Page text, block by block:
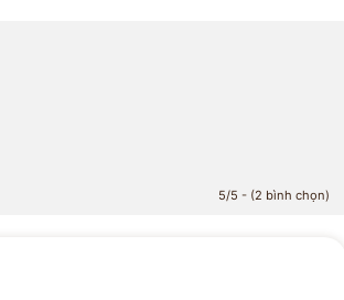
5/5 - (2 bình chọn)